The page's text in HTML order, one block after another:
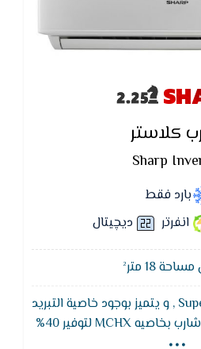
كلاستر
Sharp
بارد فقط
انفرتر ديچيتال
18 متر²
يتميز بوجود خاصية Super Jet , و يتميز بوجود خاصية التبريد
المعتدل ويتميز تكييف شارب بخاصيه MCHX لتوفير 40%
يتميز بخاصيه التربو للقيام
...